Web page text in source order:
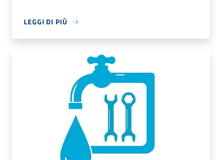
LEGGI DI PIÙ